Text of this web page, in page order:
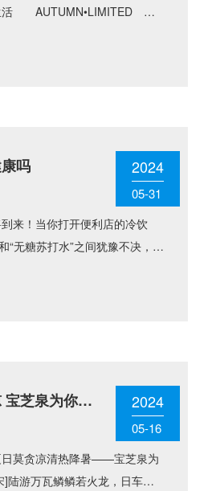
生活 AUTUMN•LIMITED
2024
05-31
吗
！当你打开便利店的冷饮
“无糖苏打水”之间犹豫不决，对
2024
05-16
芝泉为你送
莫贪凉清热降暑——宝芝泉为
陆游万瓦鳞鳞若火龙，日车不